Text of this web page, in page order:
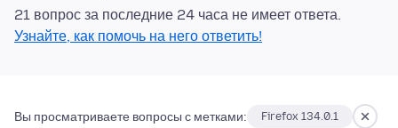
21 вопрос за последние 24 часа не имеет ответа.
Узнайте, как помочь на него ответить!
Вы просматриваете вопросы с метками: Firefox 134.0.1